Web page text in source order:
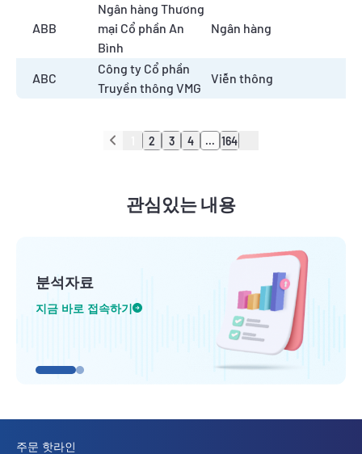
ABB
Ngân hàng Thương
mại Cổ phần An
Bình
Ngân hàng
ABC
Công ty Cổ phần
Truyền thông VMG
Viễn thông
2 3 4 ... 164
관심있는 내용
분석자료
지금 바로 접속하기
주문 핫라인